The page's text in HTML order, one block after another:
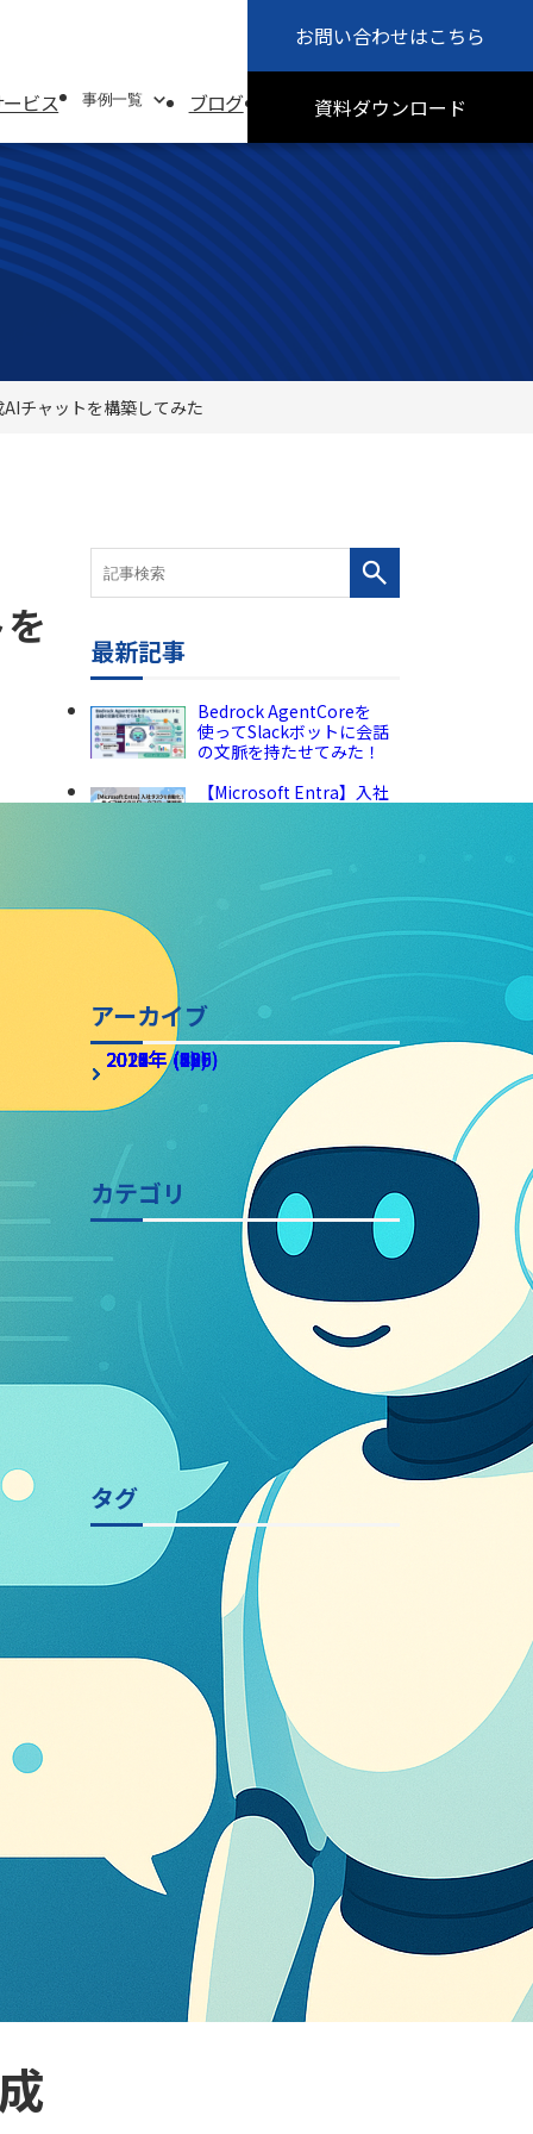
会社概要 お知らせ
ビス 事例一覧
例一覧
システムソリューション事例
オフィスソリューション事例
ブログ 採用情報 サステナビリティ
お問い合わせはこちら
資料ダウンロード
チャットを構築してみた
最新記事
Bedrock AgentCoreを
使ってSlackボットに会話
の文脈を持たせてみた！
【Microsoft Entra】入社
【活用検証】Copilot
Coworkの“プラグイン”を
試してみた──Miroや
Canva、そしてPower
Automate連携の現在地
アーカイブ
2026年 (225)
2025年 (189)
2024年 (136)
2023年 (82)
2022年 (60)
2021年 (49)
2020年 (73)
2019年 (5)
2018年 (2)
2017年 (8)
アーカイブ全てを表示
カテゴリ
マイクロソフトソリューション Power Platform
AWS Power Automate Kiro
Microsoft 365 Copilot
セキュリティPower BI
オフィスデザイン リモートワークTeamsGemini
Google Google Workspace
SharePoint Claude Code
Copilot Studio Microsoft 365 Copilot
カテゴリ全てを表示
タグ
Power Platform AI
AWS Build Azure
PowerApps作例 Dataverse
AIエージェント
Microsoft Copilot
OpenAI Microsoft Entra
Yamatoya Power Automate作例
Power Apps Teams
セキュリティ
Google Workspace
Copilot for Microsoft 365
re:Invent C#
Microsoft 365 Apps Microsoft365
タグ全てを表示